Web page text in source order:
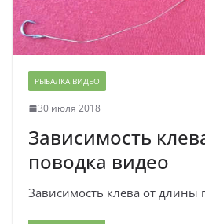
РЫБАЛКА ВИДЕО
30 июля 2018
Зависимость
поводка видео
Зависимость клева от длины